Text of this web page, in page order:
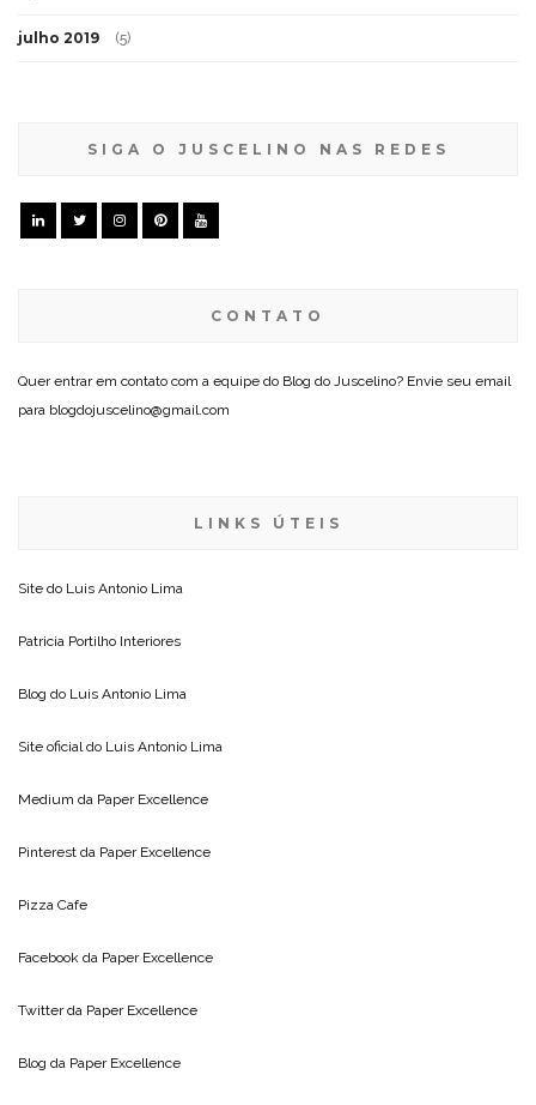
julho 2019 (5)
SIGA O JUSCELINO NAS REDES
CONTATO
Quer entrar em contato com a equipe do Blog do Juscelino? Envie seu email
para blogdojuscelino@gmail.com
LINKS ÚTEIS
Site do Luis Antonio Lima
Patricia Portilho Interiores
Blog do Luis Antonio Lima
Site oficial do Luis Antonio Lima
Medium da Paper Excellence
Pinterest da Paper Excellence
Pizza Cafe
Facebook da Paper Excellence
Twitter da Paper Excellence
Blog da Paper Excellence